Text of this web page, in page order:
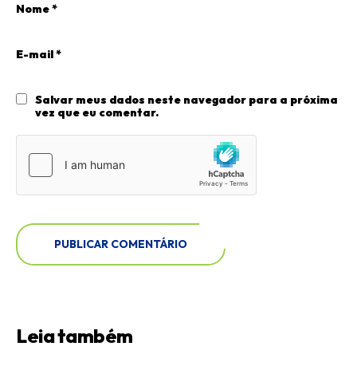
Nome*
E-mail*
Salvar meus dados neste navegador para a próxima
vez que eu comentar.
Leia também